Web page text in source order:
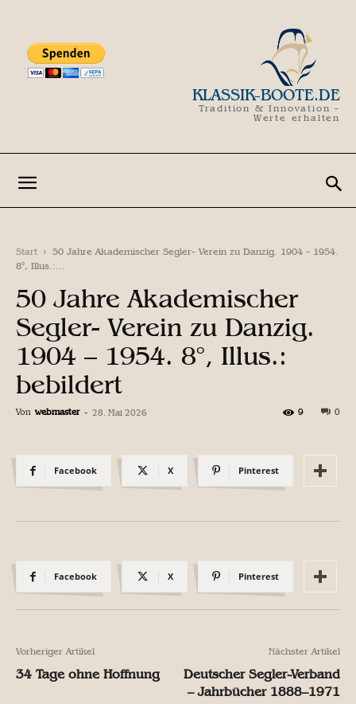
KLASSIK-BOOTE.DE
Tradition & Innovation -
Werte erhalten
Start
50 Jahre Akademischer Segler- Verein zu Danzig. 1904 - 1954.
8°, Illus.:...
50 Jahre Akademischer
Segler- Verein zu Danzig.
1904 – 1954. 8°, Illus.:
bebildert
Von webmaster - 28. Mai 2026 0
9
Facebook X Pinterest
Facebook X Pinterest
Vorheriger Artikel
34 Tage ohne Hoffnung
Nächster Artikel
Deutscher Segler-Verband
– Jahrbücher 1888–1971